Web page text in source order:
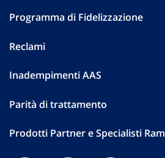
Programma di Fidelizzazione
Reclami
Inadempimenti AAS
Parità di trattamento
Prodotti Partner e Specialisti